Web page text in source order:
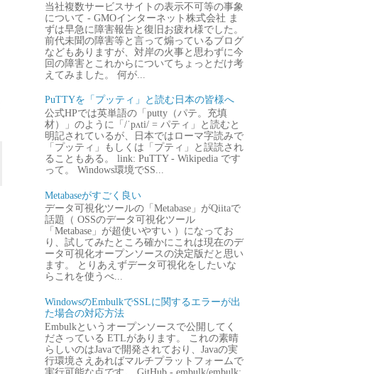
当社複数サービスサイトの表示不可等の事象
について - GMOインターネット株式会社 ま
ずは早急に障害報告と復旧お疲れ様でした。
前代未聞の障害等と言って煽っているブログ
などもありますが、対岸の火事と思わずに今
回の障害とこれからについてちょっとだけ考
えてみました。 何が...
PuTTYを「プッティ」と読む日本の皆様へ
公式HPでは英単語の「putty（パテ。充填
材）」のように「/ˈpʌti/ = パティ」と読むと
明記されているが、日本ではローマ字読みで
「プッティ」もしくは「プティ」と誤読され
ることもある。 link: PuTTY - Wikipedia です
って。 Windows環境でSS...
Metabaseがすごく良い
データ可視化ツールの「Metabase」がQiitaで
話題（ OSSのデータ可視化ツール
「Metabase」が超使いやすい ）になってお
り、試してみたところ確かにこれは現在のデ
ータ可視化オープンソースの決定版だと思い
ます。 とりあえずデータ可視化をしたいな
らこれを使うべ...
WindowsのEmbulkでSSLに関するエラーが出
た場合の対応方法
Embulkというオープンソースで公開してく
ださっている ETLがあります。 これの素晴
らしいのはJavaで開発されており、Javaの実
行環境さえあればマルチプラットフォームで